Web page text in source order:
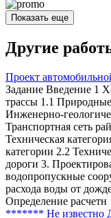
Показать еще
Другие
Проект
Задание Введение 1
трассы 1.1 Природные
Инженерно-
Транспортная сеть
Техническая
категории 2.2
дороги 3.
водопропускные
расхода воды от
Определение расчетн
******* Не известно